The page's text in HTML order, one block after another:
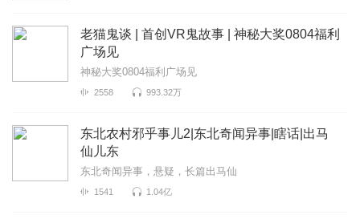
老猫鬼谈 | 首创VR鬼故事 | 神秘大奖0804福利
广场见
神秘大奖0804福利广场见
2558 993.32万
东北农村邪乎事儿2|东北奇闻异事|瞎话|出马
仙儿东
东北奇闻异事，悬疑，长篇出马仙
1541 1.04亿